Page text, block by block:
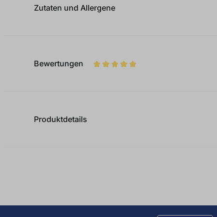
Zutaten und Allergene
Bewertungen
Produktdetails